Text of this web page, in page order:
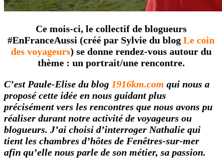
Ce mois-ci, le collectif de blogueurs
#EnFranceAussi (créé par Sylvie du blog Le coin
des voyageurs) se donne rendez-vous autour du
thème : un portrait/une rencontre.
C’est Paule-Elise du blog 1916km.com qui nous a
proposé cette idée en nous guidant plus
précisément vers les rencontres que nous avons pu
réaliser durant notre activité de voyageurs ou
blogueurs. J’ai choisi d’interroger Nathalie qui
tient les chambres d’hôtes de Fenêtres-sur-mer
afin qu’elle nous parle de son métier, sa passion.